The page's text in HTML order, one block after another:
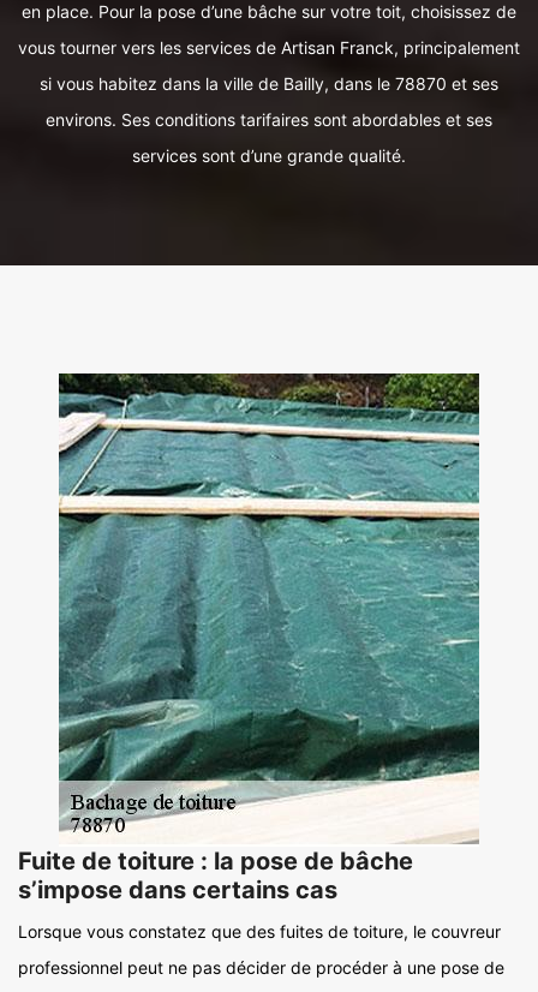
en place. Pour la pose d’une bâche sur votre toit, choisissez de
vous tourner vers les services de Artisan Franck, principalement
si vous habitez dans la ville de Bailly, dans le 78870 et ses
environs. Ses conditions tarifaires sont abordables et ses
services sont d’une grande qualité.
Fuite de toiture : la pose de bâche
s’impose dans certains cas
Lorsque vous constatez que des fuites de toiture, le couvreur
professionnel peut ne pas décider de procéder à une pose de